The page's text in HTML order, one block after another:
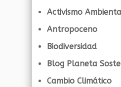
Activismo
Antropoceno
Biodiversidad
Blog Planeta
Cambio Climático